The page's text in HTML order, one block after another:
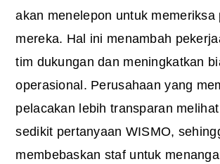
akan menelepon untuk memeriksa
mereka. Hal ini menambah
tim dukungan dan meningkatkan
operasional. Perusahaan yang
pelacakan lebih transparan
sedikit pertanyaan WISMO,
membebaskan staf untuk